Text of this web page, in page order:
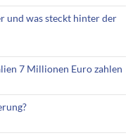
und was steckt hinter der
7 Millionen Euro zahlen